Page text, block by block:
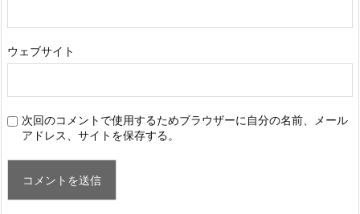
ウェブサイト
次回のコメントで使用するためブラウザーに自分の名前、メール
アドレス、サイトを保存する。